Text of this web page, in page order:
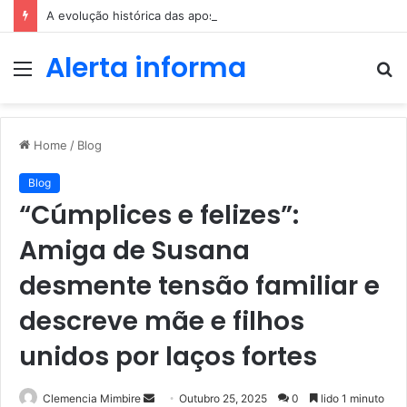
A evolução histórica das apostas ao longo dos séculos
MenuAlerta informa
Home / Blog
Blog
“Cúmplices e felizes”:
Amiga de Susana
desmente tensão familiar e
descreve mãe e filhos
unidos por laços fortes
Clemencia Mimbire
SendOutubro 25, 2025 0 lido 1 minuto